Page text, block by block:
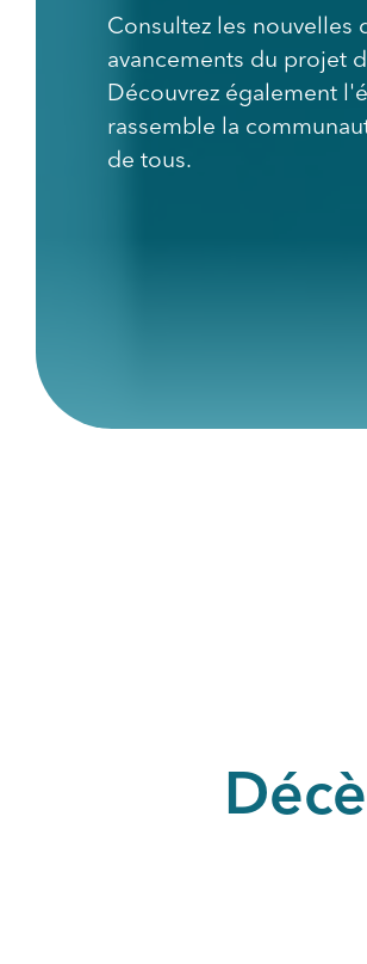
Consultez les nouvelles
avancements du projet
Découvrez également
rassemble la
de tous.